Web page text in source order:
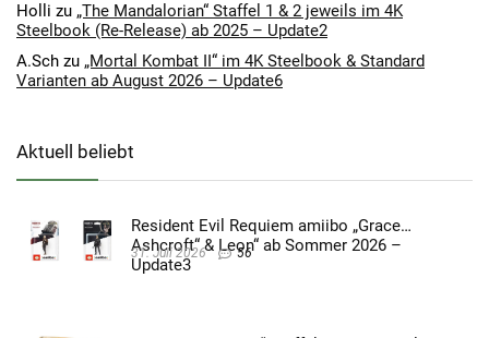
Holli zu „The Mandalorian“ Staffel 1 & 2 jeweils im 4K
Steelbook (Re-Release) ab 2025 – Update2
A.Sch zu „Mortal Kombat II“ im 4K Steelbook & Standard
Varianten ab August 2026 – Update6
Aktuell beliebt
Resident Evil Requiem amiibo „Grace
Ashcroft“ & Leon“ ab Sommer 2026 –
Update3
31. Juli 2026 56